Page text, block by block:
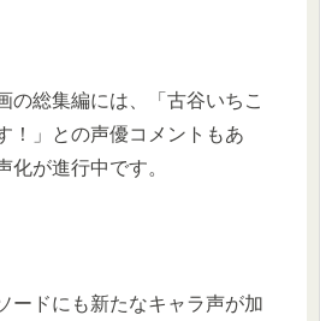
の総集編には、「古谷いちこ
！」との声優コメントもあ
化が進行中です。
ードにも新たなキャラ声が加